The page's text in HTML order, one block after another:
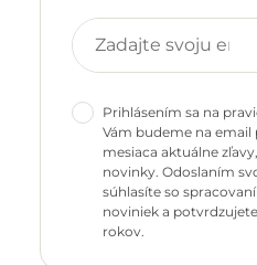
Prihlásením sa na
Vám budeme na email
mesiaca aktuálne
novinky. Odoslaním
súhlasíte so
noviniek a
rokov.